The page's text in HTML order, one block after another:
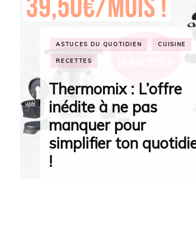
5 conseils pour bien
choisir le manteau de
ton enfant